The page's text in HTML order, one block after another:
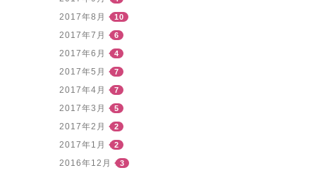
2017年8月 10
2017年7月 6
2017年6月 4
2017年5月 7
2017年4月 7
2017年3月 5
2017年2月 2
2017年1月 2
2016年12月 3